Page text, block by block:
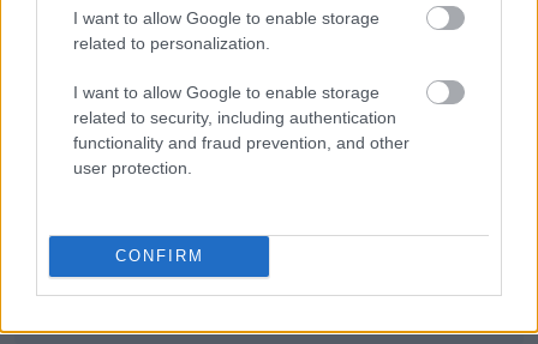
I want to allow Google to enable storage
related to personalization.
I want to allow Google to enable storage
related to security, including authentication
functionality and fraud prevention, and other
user protection.
CONFIRM
aniżeliby
licencjat